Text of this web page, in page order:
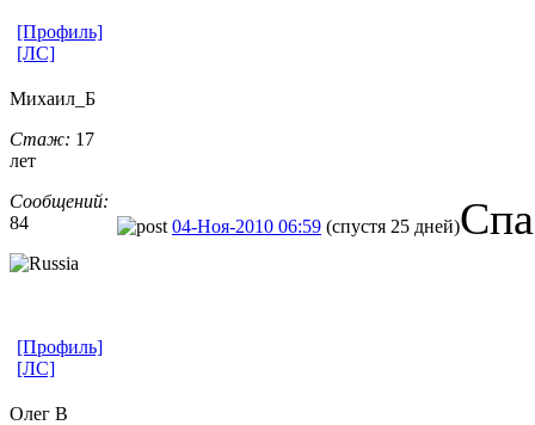
[Профиль]
[ЛС]
Михаил_Б
Стаж: 17
лет
Сообщений:
84
04-Ноя-2010 06:59 (спустя 25 дней)
[Профиль]
[ЛС]
Олег В